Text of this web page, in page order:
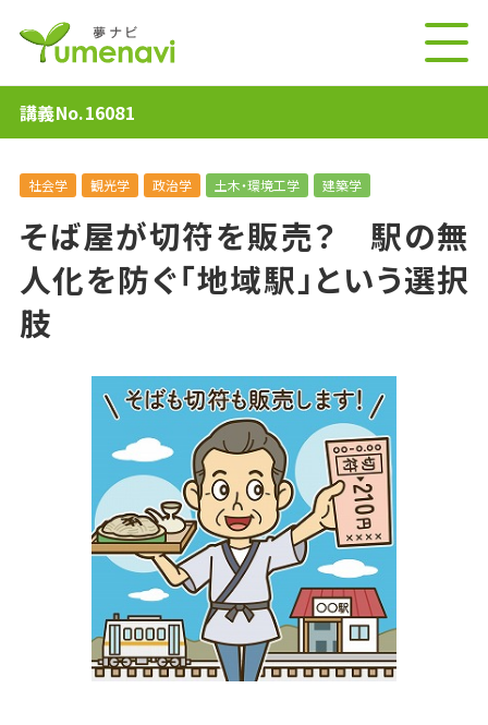
講義No.16081
社会学 観光学 政治学 土木・環境工学 建築学
そば屋が切符を販売？ 駅の無
人化を防ぐ「地域駅」という選択
肢